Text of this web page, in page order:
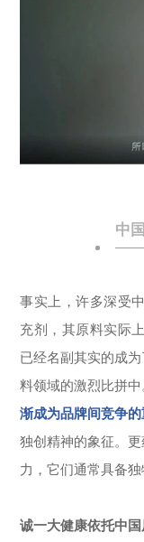
中
事实上，许多深受
充剂，其原料实际
已经名副其实的成
料领域的激烈比拼
渐成为品牌间竞争
独创精神的象征。
力，它们通常具备独
诚一大健康依托中